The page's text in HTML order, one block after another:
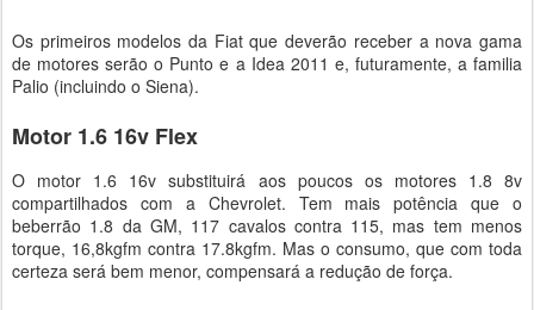
Os primeiros modelos da Fiat que deverão receber a nova gama
de motores serão o Punto e a Idea 2011 e, futuramente, a familia
Palio (incluindo o Siena).
Motor 1.6 16v Flex
O motor 1.6 16v substituirá aos poucos os motores 1.8 8v
compartilhados com a Chevrolet. Tem mais potência que o
beberrão 1.8 da GM, 117 cavalos contra 115, mas tem menos
torque, 16,8kgfm contra 17.8kgfm. Mas o consumo, que com toda
certeza será bem menor, compensará a redução de força.